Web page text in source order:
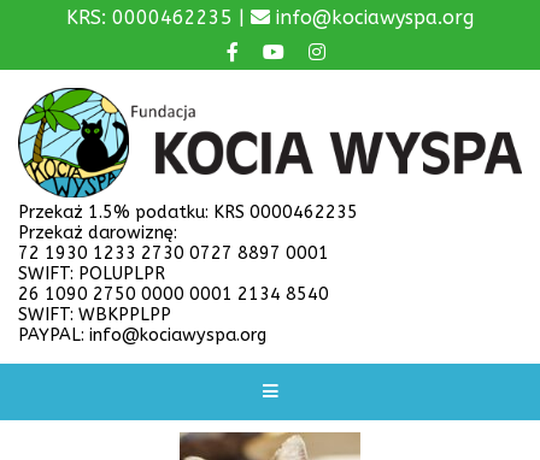
KRS: 0000462235 | info@kociawyspa.org
Przekaż 1.5% podatku: KRS 0000462235
Przekaż darowiznę:
72 1930 1233 2730 0727 8897 0001
SWIFT: POLUPLPR
26 1090 2750 0000 0001 2134 8540
SWIFT: WBKPPLPP
PAYPAL: info@kociawyspa.org